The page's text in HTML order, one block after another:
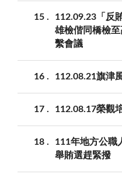
15
112.09.23「反
雄檢偕同橋檢
繫會議
16 112.08.21旗津
17 112.08.17榮觀
18
111年地方公職
舉賄選趕緊撥